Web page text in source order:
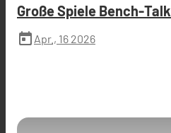
Große Spiele Bench-Talk
today Apr., 16 2026